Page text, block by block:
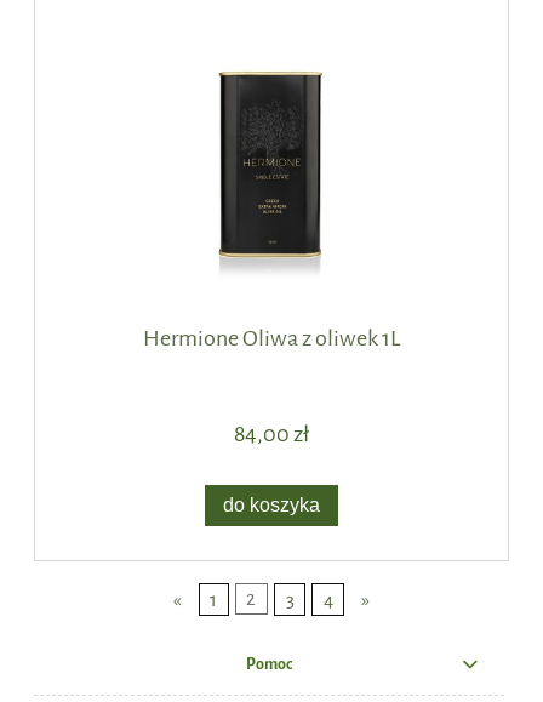
Hermione Oliwa z oliwek 1L
84,00 zł
do koszyka
« 1 2 3 4 »
Pomoc